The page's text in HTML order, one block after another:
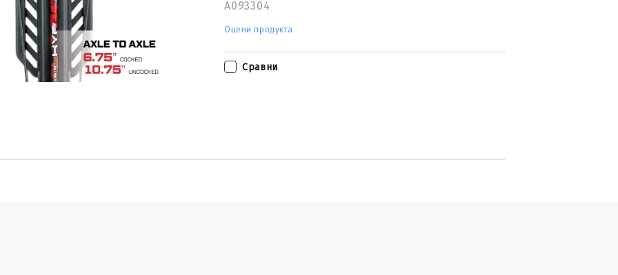
A093304
Оцени продукта
Сравни